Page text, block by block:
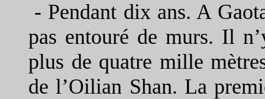
- Pendant dix ans. A
pas entouré de murs. Il
plus de quatre mille
de l’Oilian Shan. La